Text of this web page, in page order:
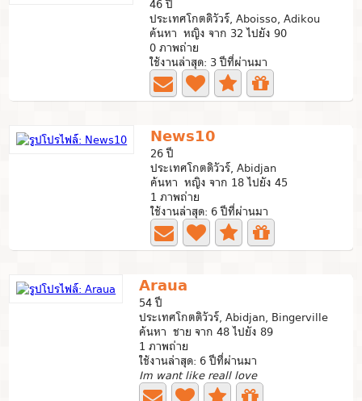
46 ปี
ประเทศโกตดิวัวร์, Aboisso, Adikou
ค้นหา หญิง จาก 32 ไปยัง 90
0 ภาพถ่าย
ใช้งานล่าสุด: 3 ปีที่ผ่านมา
News10
26 ปี
ประเทศโกตดิวัวร์, Abidjan
ค้นหา หญิง จาก 18 ไปยัง 45
1 ภาพถ่าย
ใช้งานล่าสุด: 6 ปีที่ผ่านมา
Araua
54 ปี
ประเทศโกตดิวัวร์, Abidjan, Bingerville
ค้นหา ชาย จาก 48 ไปยัง 89
1 ภาพถ่าย
ใช้งานล่าสุด: 6 ปีที่ผ่านมา
Im want like reall love